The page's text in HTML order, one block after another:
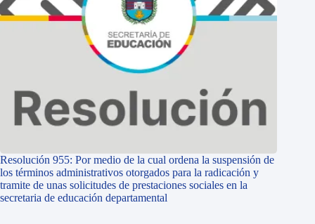
Resolución 955: Por medio de la cual ordena la suspensión de
los términos administrativos otorgados para la radicación y
tramite de unas solicitudes de prestaciones sociales en la
secretaria de educación departamental